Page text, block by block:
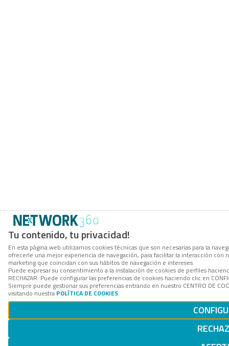
Tu contenido, tu privacidad!
En esta página web utilizamos cookies técnicas que son necesarias para la
ofrecerle una mejor experiencia de navegación, para facilitar la interacción
marketing que coincidan con sus hábitos de navegación e intereses.
Puede expresar su consentimiento a la instalación de cookies de perfiles
RECHAZAR. Puede configurar las preferencias de cookies haciendo clic en
Siempre puede gestionar sus preferencias entrando en nuestro CENTRO DE
visitando nuestra POLÍTICA DE COOKIES.